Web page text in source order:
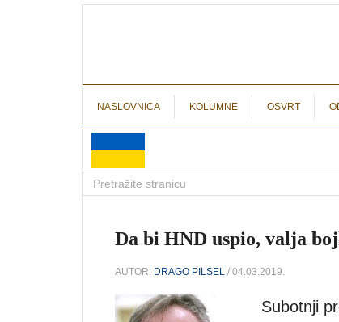
NASLOVNICA KOLUMNE OSVRT
Da bi HND uspio, valja
AUTOR: DRAGO PILSEL / 04.03.2019.
Subotnji